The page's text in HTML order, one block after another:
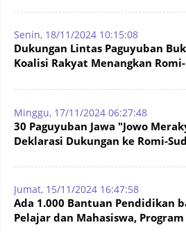
Senin, 18/11/2024 10:15:08
Dukungan Lintas Paguyuban
Koalisi Rakyat Menangkan Romi-
Minggu, 17/11/2024 06:27:48
30 Paguyuban Jawa "Jowo
Deklarasi Dukungan ke Romi-
Jumat, 15/11/2024 16:47:58
Ada 1.000 Bantuan Pendidikan
Pelajar dan Mahasiswa,